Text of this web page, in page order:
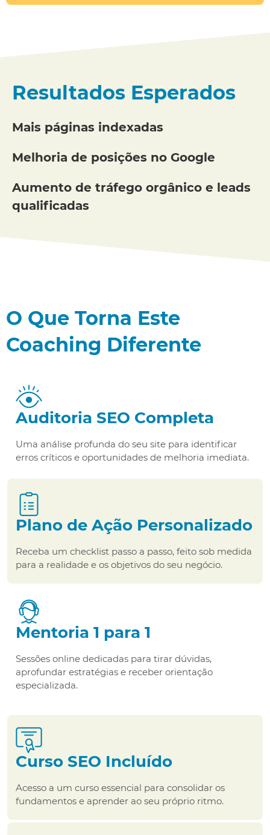
Resultados Esperados
Mais páginas indexadas
Melhoria de posições no Google
Aumento de tráfego orgânico e leads
qualificadas
O Que Torna Este
Coaching Diferente
Auditoria SEO Completa
Uma análise profunda do seu site para identificar
erros críticos e oportunidades de melhoria imediata.
Plano de Ação Personalizado
Receba um checklist passo a passo, feito sob medida
para a realidade e os objetivos do seu negócio.
Mentoria 1 para 1
Sessões online dedicadas para tirar dúvidas,
aprofundar estratégias e receber orientação
especializada.
Curso SEO Incluído
Acesso a um curso essencial para consolidar os
fundamentos e aprender ao seu próprio ritmo.